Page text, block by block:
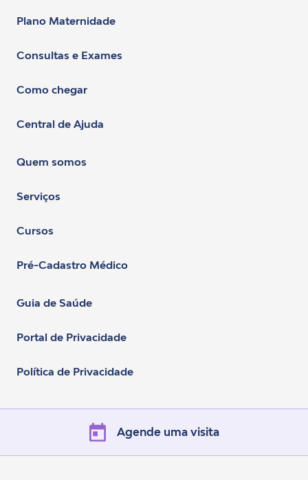
Plano Maternidade
Consultas e Exames
Como chegar
Central de Ajuda
Quem somos
Serviços
Cursos
Pré-Cadastro Médico
Guia de Saúde
Portal de Privacidade
Política de Privacidade
Agende uma visita